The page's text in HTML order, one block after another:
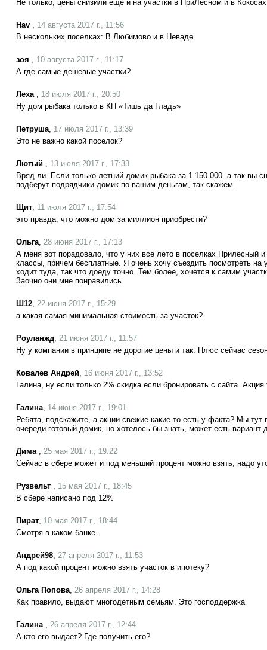
Не только, цены снизили еще и на участки в ПриЛесном и в Кокосах
Hav , 14 августа 2017 г., 11:56
В нескольких поселках: В Любимово и в Неваде
зоя , 10 августа 2017 г., 11:17
А где самые дешевые участки?
Леха , 18 июля 2017 г., 20:50
Ну дом рыбака только в КП «Тишь да Гладь»
Петруша, 17 июля 2017 г., 13:39
Это не важно какой поселок?
Лютый , 13 июля 2017 г., 17:33
Вряд ли. Если только летний домик рыбака за 1 150 000. а так вы
подберут подрядчики домик по вашим деньгам, так скажем.
Щит, 11 июля 2017 г., 17:54
это правда, что можно дом за миллион приобрести?
Ольга, 28 июня 2017 г., 17:13
А меня вот порадовало, что у них все лето в поселках Прилесный
классы, причем бесплатные. Я очень хочу съездить посмотреть
ходит туда, так что доеду точно. Тем более, хочется к самим
Заочно они мне понравились.
Ш12, 22 июня 2017 г., 15:29
а какая самая минимальная стоимость за участок?
Роуланжд, 21 июня 2017 г., 11:57
Ну у компании в принципе не дорогие цены и так. Плюс сейчас
Ковалев Андрей, 16 июня 2017 г., 13:52
Галина, ну если только 2% скидка если бронировать с сайта. Акция
Галина, 14 июня 2017 г., 19:01
Ребята, подскажите, а акции свежие какие-то есть у факта? Мы
очереди готовый домик, но хотелось бы знать, может есть вариант
Дима , 25 мая 2017 г., 19:22
Сейчас в сбере может и под меньший процент можно взять, надо
Рузвельт , 15 мая 2017 г., 18:45
В сбере написано под 12%
Пират, 10 мая 2017 г., 18:44
Смотря в каком банке.
Андрей98, 27 апреля 2017 г., 11:53
А под какой процент можно взять участок в ипотеку?
Ольга Попова, 26 апреля 2017 г., 14:28
Как правило, выдают многодетным семьям. Это господдержка
Галина , 26 апреля 2017 г., 12:44
А кто его выдает? Где получить его?